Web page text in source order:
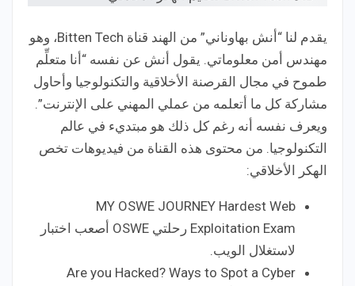
يقدم لنا “أنش بهاوناني” من الهند قناة Bitten Tech، وهو
مهندس أمن معلوماتي. يقول أنش عن نفسه “أنا متعلِّم
طموح في مجال القرصنة الأخلاقية والتكنولوجيا وأحاول
مشاركة كل ما أتعلمه من عملي المهني على الإنترنت”.
ويعرف نفسه أنه رغم كل ذلك هو مبتديء في عالم
التكنولوجيا. من محتوى هذه القناة من فيديوهات تخص
الهكر الأخلاقي:
MY OSWE JOURNEY Hardest Web
Exploitation Exam رحلتي OSWE أصعب اختبار
لاستغلال الويب.
Are you Hacked? Ways to Spot a Cyber